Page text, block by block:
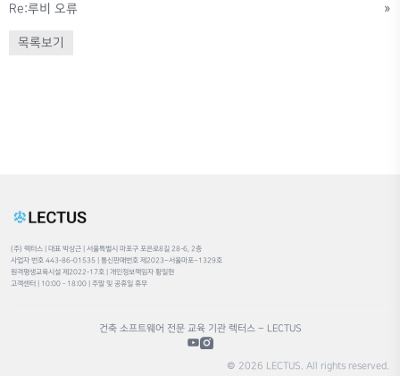
Re:루비 오류
»
목록보기